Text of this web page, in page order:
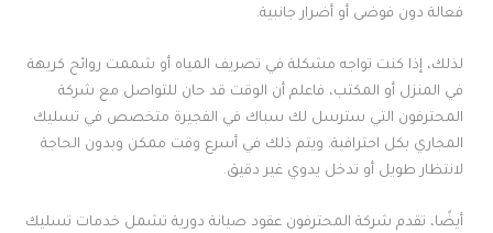
فعالة دون فوضى أو أضرار جانبية.
لذلك، إذا كنت تواجه مشكلة في تصريف المياه أو شممت روائح كريهة
في المنزل أو المكتب، فاعلم أن الوقت قد حان للتواصل مع شركة
المحترفون التي سترسل لك سباك في الفجيرة متخصص في تسليك
المجاري بكل احترافية. ويتم ذلك في أسرع وقت ممكن وبدون الحاجة
لانتظار طويل أو تدخل يدوي غير دقيق.
أيضًا، تقدم شركة المحترفون عقود صيانة دورية تشمل خدمات تسليك